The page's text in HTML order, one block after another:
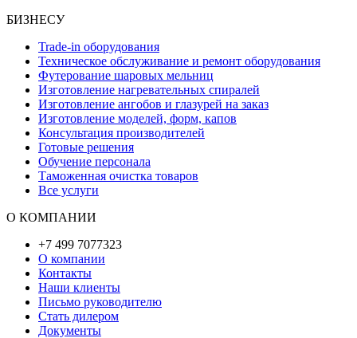
БИЗНЕСУ
Trade-in оборудования
Техническое обслуживание и ремонт оборудования
Футерование шаровых мельниц
Изготовление нагревательных спиралей
Изготовление ангобов и глазурей на заказ
Изготовление моделей, форм, капов
Консультация производителей
Готовые решения
Обучение персонала
Таможенная очистка товаров
Все услуги
О КОМПАНИИ
+7 499 7077323
О компании
Контакты
Наши клиенты
Письмо руководителю
Стать дилером
Документы